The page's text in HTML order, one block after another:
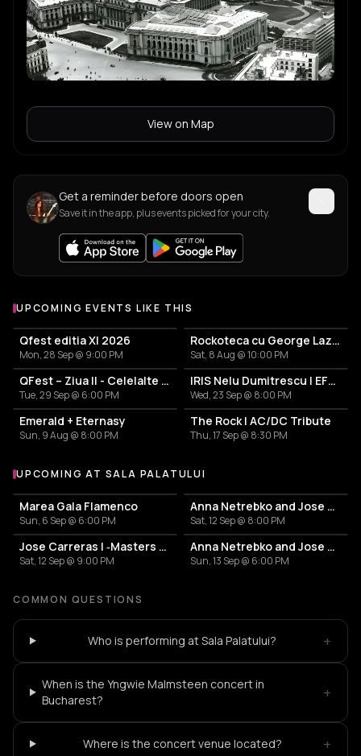
View on Map
Get a reminder before doors open
Save it in the app, plus events picked for your city.
UPCOMING EVENTS LIKE THIS
Qfest editia XI 2026
Mon, 28 Sep @ 9:00 PM
Rockoteca cu George Lazăr
Sat, 8 Aug @ 10:00 PM
QFest – Ziua II - Celelalte Cuvinte | Conexiuni | Krypton Magica
Tue, 29 Sep @ 6:00 PM
IRIS Nelu Dumitrescu | EFEMERIDE: Misiunea spațială IRIS
Wed, 23 Sep @ 8:00 PM
Emerald + Eternasy
Sun, 9 Aug @ 8:00 PM
The Rock | AC/DC Tribute
Thu, 17 Sep @ 8:30 PM
More events at Sala Palatului
UPCOMING AT SALA PALATULUI
Marea Gala Flamenco
Sun, 6 Sep @ 6:00 PM
Anna Netrebko and Jose Carreras
Sat, 12 Sep @ 8:00 PM
Jose Carreras | ‐Masters Of Classic‐
Sat, 12 Sep @ 9:00 PM
Anna Netrebko and Jose Carreras
Sun, 13 Sep @ 6:00 PM
COMMON QUESTIONS
Who is performing at Sala Palatului? +
When is the Yngwie Malmsteen concert in
Bucharest?
+
Where is the concert venue located? +